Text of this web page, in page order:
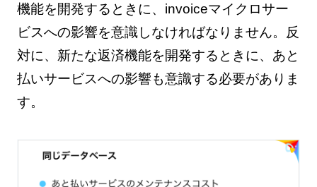
機能を開発するときに、invoiceマイクロサー
ビスへの影響を意識しなければなりません。反
対に、新たな返済機能を開発するときに、あと
払いサービスへの影響も意識する必要がありま
す。